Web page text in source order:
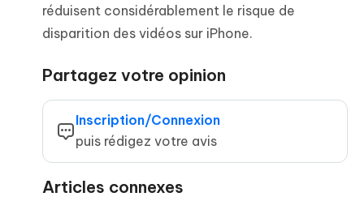
réduisent considérablement le risque de
disparition des vidéos sur iPhone.
Partagez votre opinion
Inscription/Connexion
puis rédigez votre avis
Articles connexes